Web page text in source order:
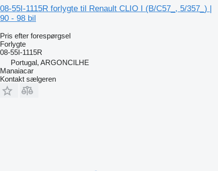
08-55I-1115R forlygte til Renault CLIO I (B/C57_, 5/357_) |
90 - 98 bil
Pris efter forespørgsel
Forlygte
08-55I-1115R
Portugal, ARGONCILHE
Manaiacar
Kontakt sælgeren